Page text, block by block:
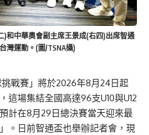
)和中華奧會副主席王景成(右四)出席智通
灣運動。(圖/TSNA攝)
挑戰賽」將於2026年8月24日起
這場集結全國高達96支U10與U12
計在8月29日總決賽當天迎來最
。 日前智通盃也舉辦記者會，現